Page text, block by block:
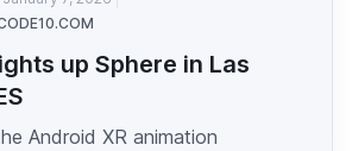
up Sphere in Las
Android XR animation